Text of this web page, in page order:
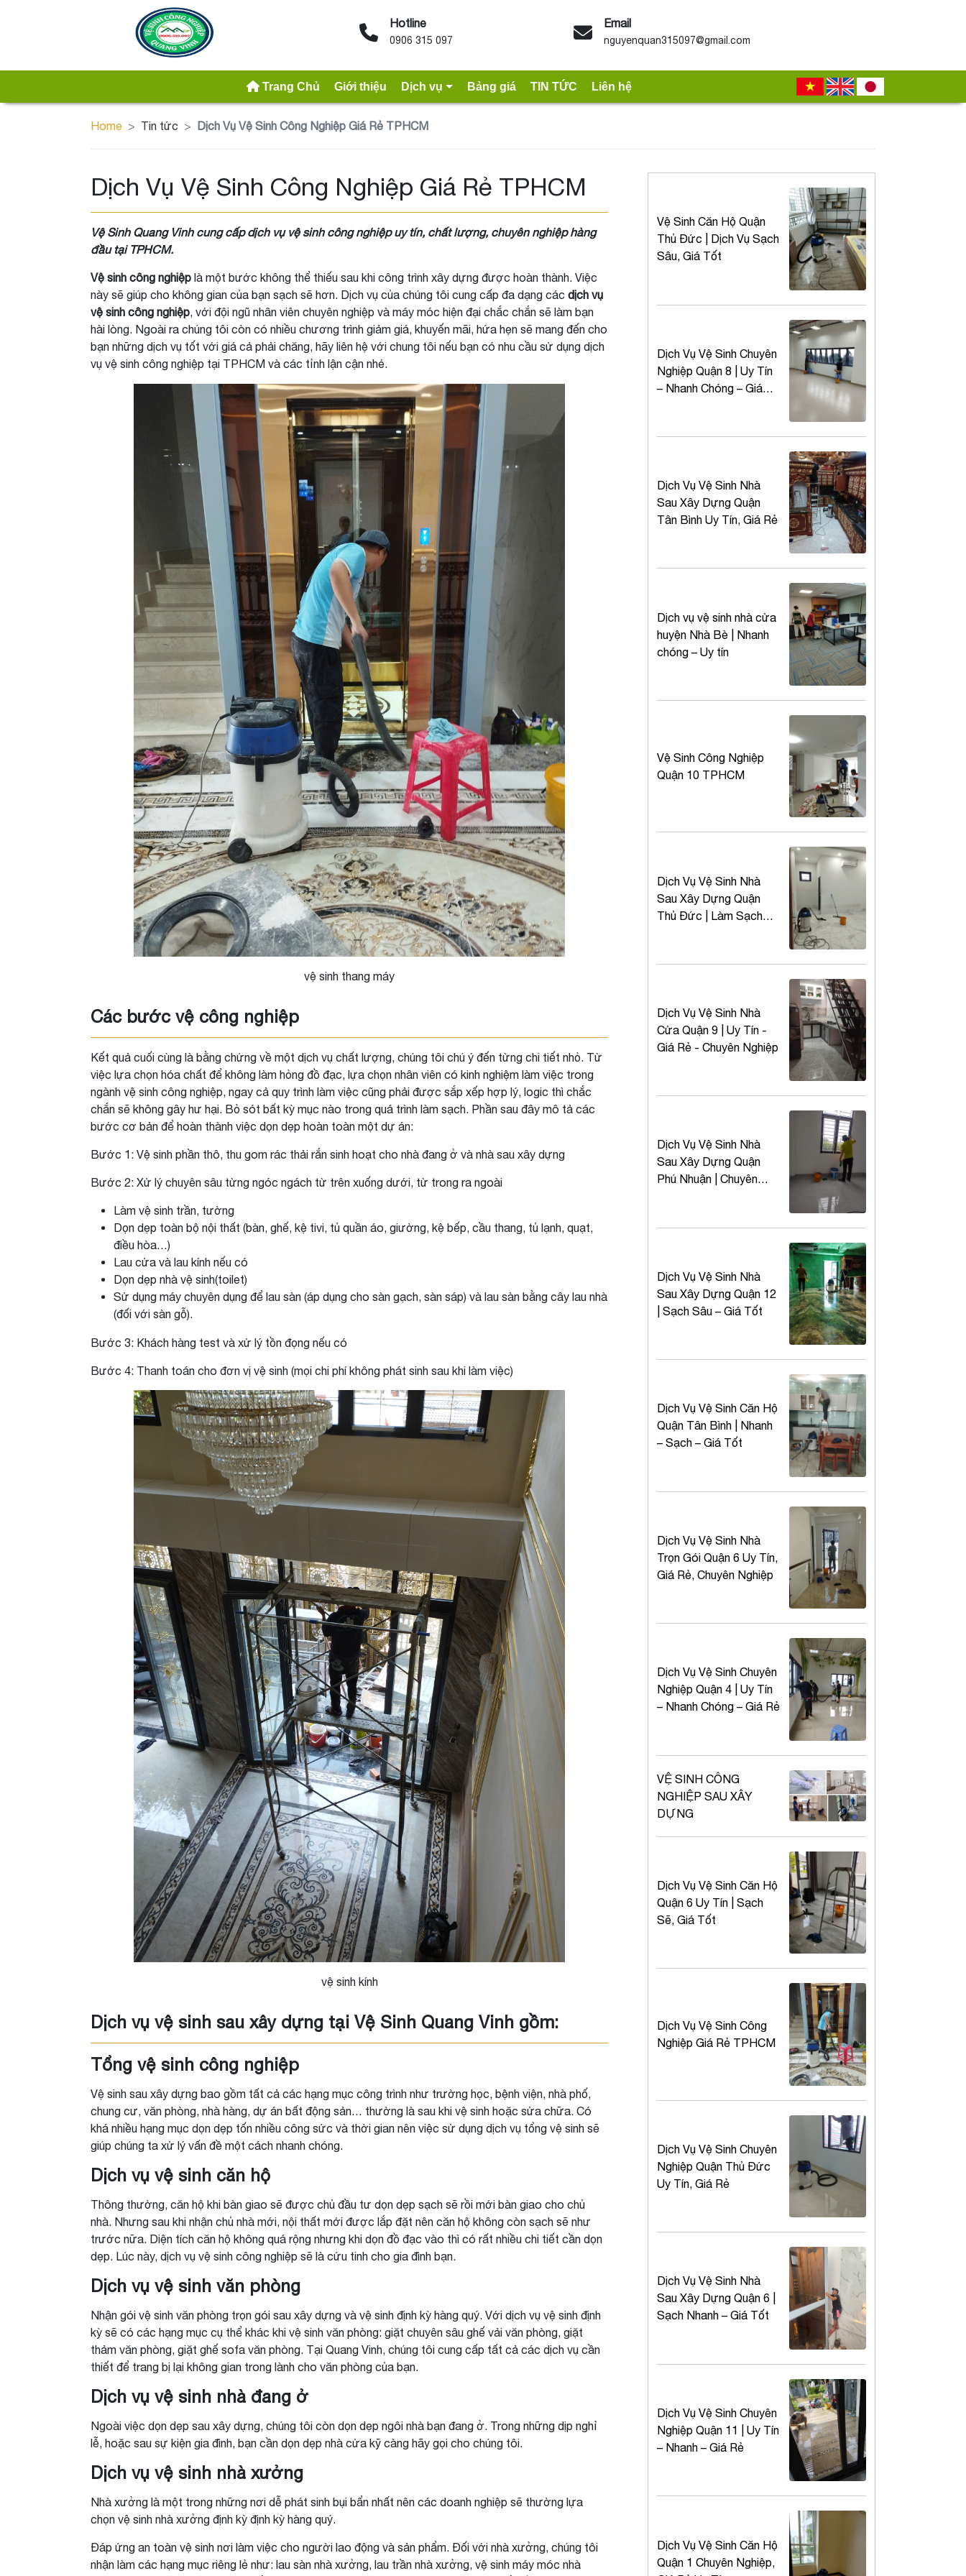
Hotline
0906 315 097
Email
nguyenquan315097@gmail.com
Trang Chủ Giới thiệu Dịch vụ Bảng giá TIN TỨC Liên hệ
Home Tin tức Dịch Vụ Vệ Sinh Công Nghiệp Giá Rẻ TPHCM
Dịch Vụ Vệ Sinh Công Nghiệp Giá Rẻ TPHCM
Vệ Sinh Quang Vinh cung cấp dịch vụ vệ sinh công nghiệp uy tín, chất lượng, chuyên nghiệp hàng
đầu tại TPHCM.
Vệ sinh công nghiệp là một bước không thể thiếu sau khi công trình xây dựng được hoàn thành. Việc
này sẽ giúp cho không gian của bạn sạch sẽ hơn. Dịch vụ của chúng tôi cung cấp đa dạng các dịch vụ
vệ sinh công nghiệp, với đội ngũ nhân viên chuyên nghiệp và máy móc hiện đại chắc chắn sẽ làm bạn
hài lòng. Ngoài ra chúng tôi còn có nhiều chương trình giảm giá, khuyến mãi, hứa hẹn sẽ mang đến cho
bạn những dịch vụ tốt với giá cả phải chăng, hãy liên hệ với chung tôi nếu bạn có nhu cầu sử dụng dịch
vụ vệ sinh công nghiệp tại TPHCM và các tỉnh lận cận nhé.
vệ sinh thang máy
Các bước vệ công nghiệp
Kết quả cuối cùng là bằng chứng về một dịch vụ chất lượng, chúng tôi chú ý đến từng chi tiết nhỏ. Từ
việc lựa chọn hóa chất để không làm hỏng đồ đạc, lựa chọn nhân viên có kinh nghiệm làm việc trong
ngành vệ sinh công nghiệp, ngay cả quy trình làm việc cũng phải được sắp xếp hợp lý, logic thì chắc
chắn sẽ không gây hư hại. Bỏ sót bất kỳ mục nào trong quá trình làm sạch. Phần sau đây mô tả các
bước cơ bản để hoàn thành việc dọn dẹp hoàn toàn một dự án:
Bước 1: Vệ sinh phần thô, thu gom rác thải rắn sinh hoạt cho nhà đang ở và nhà sau xây dựng
Bước 2: Xử lý chuyên sâu từng ngóc ngách từ trên xuống dưới, từ trong ra ngoài
Làm vệ sinh trần, tường
Dọn dẹp toàn bộ nội thất (bàn, ghế, kệ tivi, tủ quần áo, giường, kệ bếp, cầu thang, tủ lạnh, quạt,
điều hòa…)
Lau cửa và lau kính nếu có
Dọn dẹp nhà vệ sinh(toilet)
Sử dụng máy chuyên dụng để lau sàn (áp dụng cho sàn gạch, sàn sáp) và lau sàn bằng cây lau nhà
(đối với sàn gỗ).
Bước 3: Khách hàng test và xử lý tồn đọng nếu có
Bước 4: Thanh toán cho đơn vị vệ sinh (mọi chi phí không phát sinh sau khi làm việc)
vệ sinh kính
Dịch vụ vệ sinh sau xây dựng tại Vệ Sinh Quang Vinh gồm:
Tổng vệ sinh công nghiệp
Vệ sinh sau xây dựng bao gồm tất cả các hạng mục công trình như trường học, bệnh viện, nhà phố,
chung cư, văn phòng, nhà hàng, dự án bất động sản… thường là sau khi vệ sinh hoặc sửa chữa. Có
khá nhiều hạng mục dọn dẹp tốn nhiều công sức và thời gian nên việc sử dụng dịch vụ tổng vệ sinh sẽ
giúp chúng ta xử lý vấn đề một cách nhanh chóng.
Dịch vụ vệ sinh căn hộ
Thông thường, căn hộ khi bàn giao sẽ được chủ đầu tư dọn dẹp sạch sẽ rồi mới bàn giao cho chủ
nhà. Nhưng sau khi nhận chủ nhà mới, nội thất mới được lắp đặt nên căn hộ không còn sạch sẽ như
trước nữa. Diện tích căn hộ không quá rộng nhưng khi dọn đồ đạc vào thì có rất nhiều chi tiết cần dọn
dẹp. Lúc này, dịch vụ vệ sinh công nghiệp sẽ là cứu tinh cho gia đình bạn.
Dịch vụ vệ sinh văn phòng
Nhận gói vệ sinh văn phòng trọn gói sau xây dựng và vệ sinh định kỳ hàng quý. Với dịch vụ vệ sinh định
kỳ sẽ có các hạng mục cụ thể khác khi vệ sinh văn phòng: giặt chuyên sâu ghế vải văn phòng, giặt
thảm văn phòng, giặt ghế sofa văn phòng. Tại Quang Vinh, chúng tôi cung cấp tất cả các dịch vụ cần
thiết để trang bị lại không gian trong lành cho văn phòng của bạn.
Dịch vụ vệ sinh nhà đang ở
Ngoài việc dọn dẹp sau xây dựng, chúng tôi còn dọn dẹp ngôi nhà bạn đang ở. Trong những dịp nghỉ
lễ, hoặc sau sự kiện gia đình, bạn cần dọn dẹp nhà cửa kỹ càng hãy gọi cho chúng tôi.
Dịch vụ vệ sinh nhà xưởng
Nhà xưởng là một trong những nơi dễ phát sinh bụi bẩn nhất nên các doanh nghiệp sẽ thường lựa
chọn vệ sinh nhà xưởng định kỳ định kỳ hàng quý.
Đáp ứng an toàn vệ sinh nơi làm việc cho người lao động và sản phẩm. Đối với nhà xưởng, chúng tôi
nhận làm các hạng mục riêng lẻ như: lau sàn nhà xưởng, lau trần nhà xưởng, vệ sinh máy móc nhà
Vệ Sinh Căn Hộ Quận
Thủ Đức | Dịch Vụ Sạch
Sâu, Giá Tốt
Dịch Vụ Vệ Sinh Chuyên
Nghiệp Quận 8 | Uy Tín
– Nhanh Chóng – Giá
Dịch Vụ Vệ Sinh Nhà
Sau Xây Dựng Quận
Tân Bình Uy Tín, Giá Rẻ
Dịch vụ vệ sinh nhà cửa
huyện Nhà Bè | Nhanh
chóng – Uy tín
Vệ Sinh Công Nghiệp
Quận 10 TPHCM
Dịch Vụ Vệ Sinh Nhà
Sau Xây Dựng Quận
Thủ Đức | Làm Sạch
Dịch Vụ Vệ Sinh Nhà
Cửa Quận 9 | Uy Tín -
Giá Rẻ - Chuyên Nghiệp
Dịch Vụ Vệ Sinh Nhà
Sau Xây Dựng Quận
Phú Nhuận | Chuyên
Dịch Vụ Vệ Sinh Nhà
Sau Xây Dựng Quận 12
| Sạch Sâu – Giá Tốt
Dịch Vụ Vệ Sinh Căn Hộ
Quận Tân Bình | Nhanh
– Sạch – Giá Tốt
Dịch Vụ Vệ Sinh Nhà
Trọn Gói Quận 6 Uy Tín,
Giá Rẻ, Chuyên Nghiệp
Dịch Vụ Vệ Sinh Chuyên
Nghiệp Quận 4 | Uy Tín
– Nhanh Chóng – Giá Rẻ
VỆ SINH CÔNG
NGHIỆP SAU XÂY
DỰNG
Dịch Vụ Vệ Sinh Căn Hộ
Quận 6 Uy Tín | Sạch
Sẽ, Giá Tốt
Dịch Vụ Vệ Sinh Công
Nghiệp Giá Rẻ TPHCM
Dịch Vụ Vệ Sinh Chuyên
Nghiệp Quận Thủ Đức
Uy Tín, Giá Rẻ
Dịch Vụ Vệ Sinh Nhà
Sau Xây Dựng Quận 6 |
Sạch Nhanh – Giá Tốt
Dịch Vụ Vệ Sinh Chuyên
Nghiệp Quận 11 | Uy Tín
– Nhanh – Giá Rẻ
Dịch Vụ Vệ Sinh Căn Hộ
Quận 1 Chuyên Nghiệp,